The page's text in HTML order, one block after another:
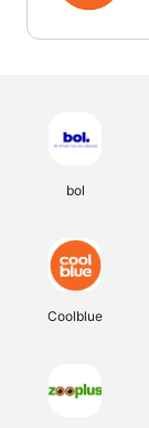
bol
Coolblue